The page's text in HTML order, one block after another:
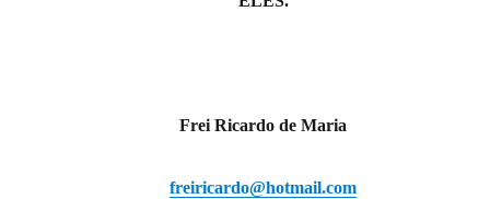
Frei Ricardo de Maria
freiricardo@hotmail.com